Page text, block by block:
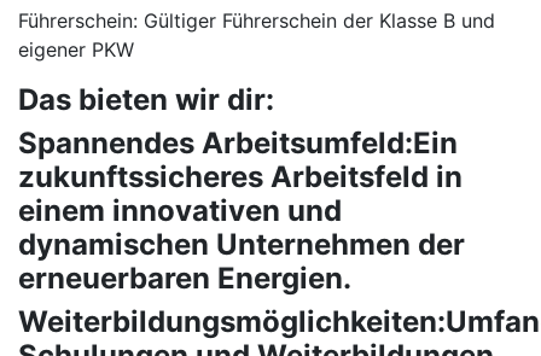
Führerschein: Gültiger Führerschein der Klasse B und
eigener PKW
Das bieten wir dir:
Spannendes Arbeitsumfeld:Ein
zukunftssicheres Arbeitsfeld in
einem innovativen und
dynamischen Unternehmen der
erneuerbaren Energien.